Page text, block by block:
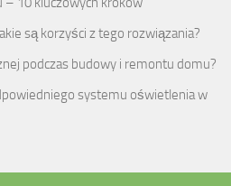
są korzyści z tego rozwiązania?
podczas budowy i remontu domu?
systemu oświetlenia w